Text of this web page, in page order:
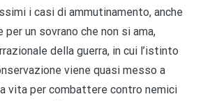
i casi di ammutinamento, anche
un sovrano che non si ama,
della guerra, in cui l’istinto
viene quasi messo a
vita per combattere contro nemici